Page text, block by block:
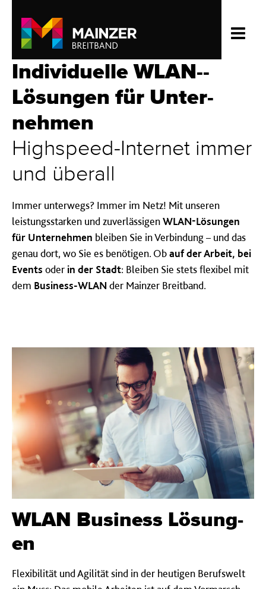
Individuelle WLAN-­
Lösung­en für Unter­
nehmen
High­speed-­Internet immer
und überall
Immer unterwegs? Immer im Netz! Mit unseren
leistungsstarken und zuverlässigenWLAN-Lösungen
für Unternehmen bleiben Sie in Verbindung – und das
genau dort, wo Sie es benötigen. Obauf der Arbeit, bei
Events oder in der Stadt: Bleiben Sie stets flexibel mit
dem Business-WLAN der Mainzer Breitband.
WLAN Busi­ness Lösung­
en
Flexibilität und Agilität sind in der heutigen Berufswelt